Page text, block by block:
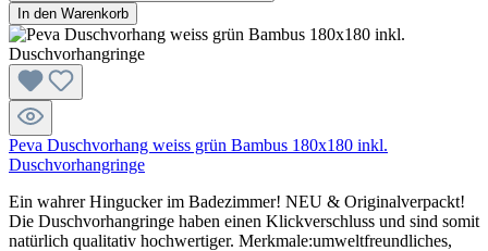
In den Warenkorb
Peva Duschvorhang weiss grün Bambus 180x180 inkl.
Duschvorhangringe
Ein wahrer Hingucker im Badezimmer! NEU & Originalverpackt!
Die Duschvorhangringe haben einen Klickverschluss und sind somit
natürlich qualitativ hochwertiger. Merkmale:umweltfreundliches,